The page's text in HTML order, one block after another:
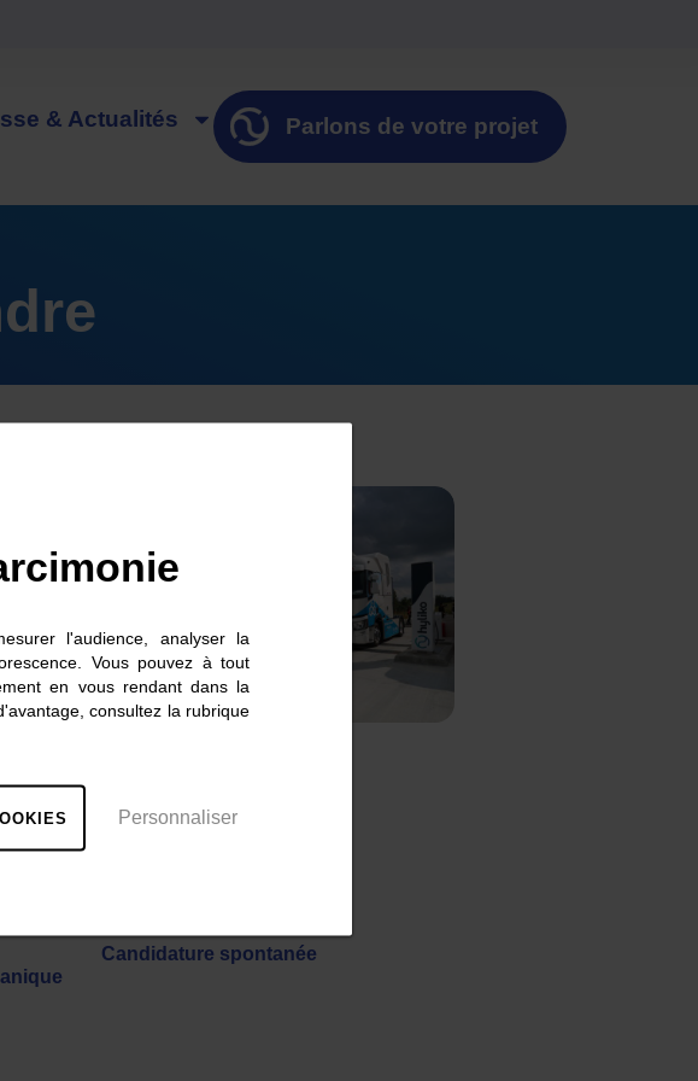
& Actualités Parlons de votre projet
Candidature spontanée
l'audience, analyser la
Vous pouvez à tout
en vous rendant dans la
consultez la rubrique
Personnaliser